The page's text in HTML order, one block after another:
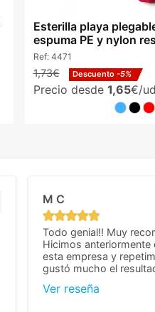
Esterilla playa
espuma PE y nylon
Ref: 4471
1,73€ Descuento -5%
Precio desde 1,65€/
M C
Todo genial!! Muy
Hicimos
esta empresa y
gustó mucho el
que valoramos mucho cuando se trata
Ver reseña